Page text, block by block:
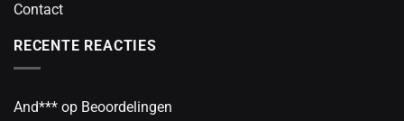
Contact
RECENTE REACTIES
And*** op Beoordelingen